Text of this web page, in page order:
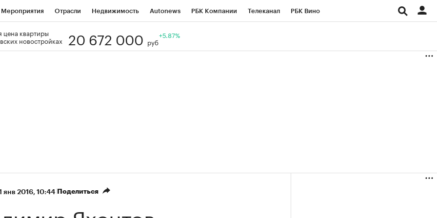
Мероприятия Отрасли Недвижимость Autonews РБК Компании Телеканал РБК Вино
Визионеры
цена квартиры
новостройках
20 672 000 руб
+5.87%
янв 2016, 10:44 Поделиться